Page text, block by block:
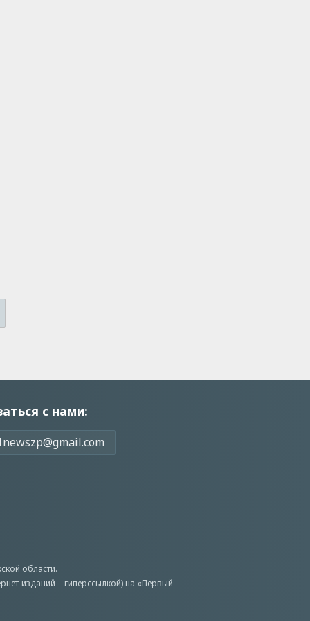
с нами:
области.
изданий – гиперссылкой) на «Первый